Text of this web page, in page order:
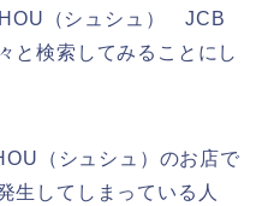
（シュシュ） JCB
と検索してみることにし
（シュシュ）のお店で
生してしまっている人